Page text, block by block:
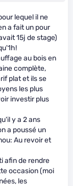
lequel il ne
a fait un pour
15j de stage)
au bois en
complète,
plat et ils se
les plus
investir plus
y a 2 ans
a poussé un
Au revoir et
afin de rendre
occasion (moi
les